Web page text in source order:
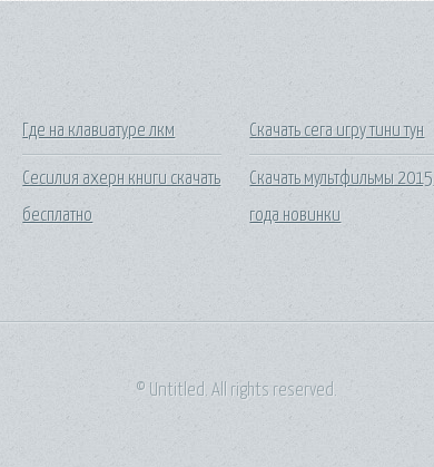
Где на клавиатуре лкм
Сесилия ахерн книги скачать
бесплатно
Скачать сега игру тини тун
Скачать мультфильмы 2015
года новинки
© Untitled. All rights reserved.